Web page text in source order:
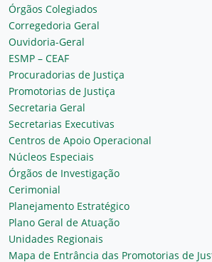
Órgãos Colegiados
Corregedoria Geral
Ouvidoria-Geral
ESMP – CEAF
Procuradorias de Justiça
Promotorias de Justiça
Secretaria Geral
Secretarias Executivas
Centros de Apoio Operacional
Núcleos Especiais
Órgãos de Investigação
Cerimonial
Planejamento Estratégico
Plano Geral de Atuação
Unidades Regionais
Mapa de Entrância das Promotorias de